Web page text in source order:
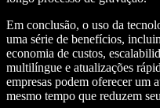
Em conclusão, o uso da
uma série de benefícios,
economia de custos,
multilíngue e atualizações
empresas podem oferecer um
mesmo tempo que reduzem